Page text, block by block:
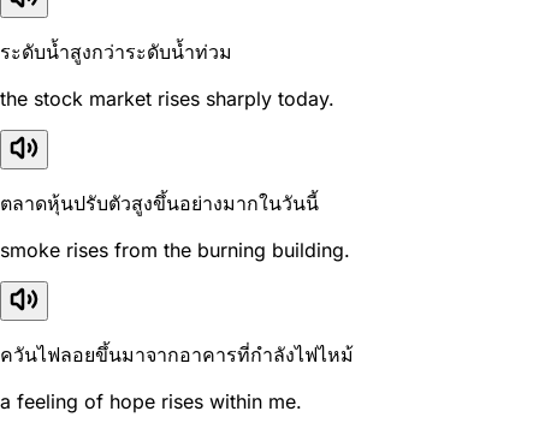
ระดับน้ำสูงกว่าระดับน้ำท่วม
the stock market rises sharply today.
ตลาดหุ้นปรับตัวสูงขึ้นอย่างมากในวันนี้
smoke rises from the burning building.
ควันไฟลอยขึ้นมาจากอาคารที่กำลังไฟไหม้
a feeling of hope rises within me.